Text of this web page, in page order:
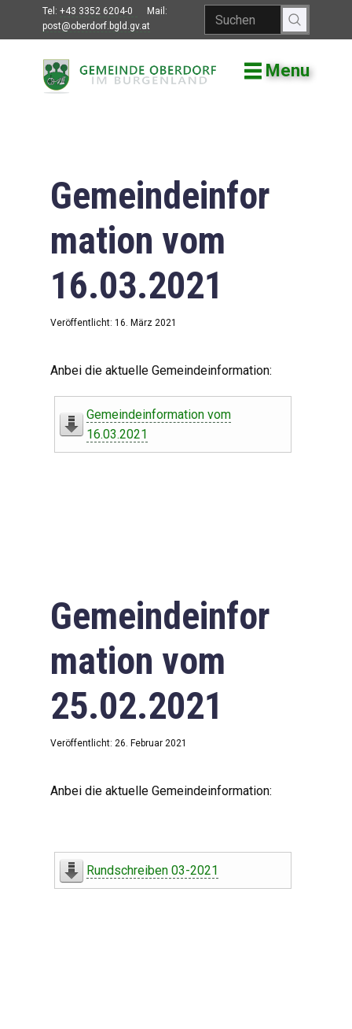
Tel: +43 3352 6204-0
Mail:
post@oberdorf.bgld.gv.at
Menu
Willkommen
Gemeindeamt
Gemeinderat
Bildung
Vereine
Leben in Oberdorf
Downloads
Impressum
Datenschutzerklärung
Gemeindeinfor
mation vom
16.03.2021
Veröffentlicht: 16. März 2021
Anbei die aktuelle Gemeindeinformation:
Gemeindeinformation vom
16.03.2021
Gemeindeinfor
mation vom
25.02.2021
Veröffentlicht: 26. Februar 2021
Anbei die aktuelle Gemeindeinformation:
Rundschreiben 03-2021